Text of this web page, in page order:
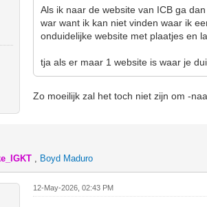
Als ik naar de website van ICB ga
war want ik kan niet vinden waar ik
onduidelijke website met plaatjes en
tja als er maar 1 website is waar je
Zo moeilijk zal het toch niet zijn om -
, Boyd Maduro
12-May-2026, 02:43 PM